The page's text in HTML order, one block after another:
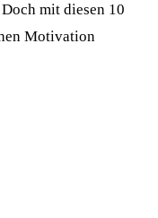
mit diesen 10
Motivation